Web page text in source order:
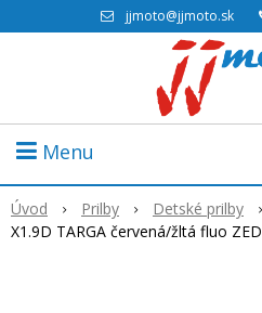
jjmoto@jjmoto.sk
Menu
Úvod Prilby Detské prilby
X1.9D TARGA červená/žltá fluo ZED